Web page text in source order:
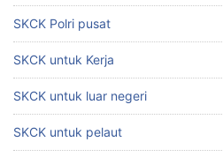
SKCK Polri pusat
SKCK untuk Kerja
SKCK untuk luar negeri
SKCK untuk pelaut